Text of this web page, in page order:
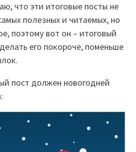
что эти итоговые посты не
полезных и читаемых, но
поэтому вот он – итоговый
его покороче, поменьше
пост должен новогодней